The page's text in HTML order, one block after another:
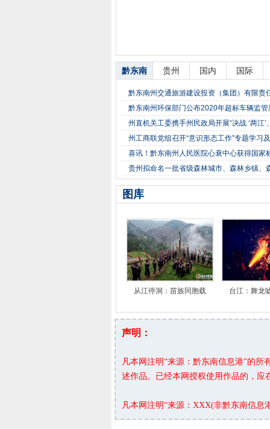
黔东南 贵州 国内 国际
黔东南州交通旅游建设投资（集团）有限责
黔东南州环保部门公布2020年超标车辆监管
州直机关工委携手州民政局开展“决战 ‘两江’
州工商联党组召开“意识形态工作”专题学习
喜讯！黔东南州人民医院心衰中心获得国家
贵州拟命名一批省级森林城市、森林乡镇、
图库
从江停洞：苗族同胞载 台江：舞龙
声明：
凡本网注明“来源：黔东南信息港”的
述作品。已经本网授权使用作品的，应
凡本网注明“来源：XXX(非黔东南信息